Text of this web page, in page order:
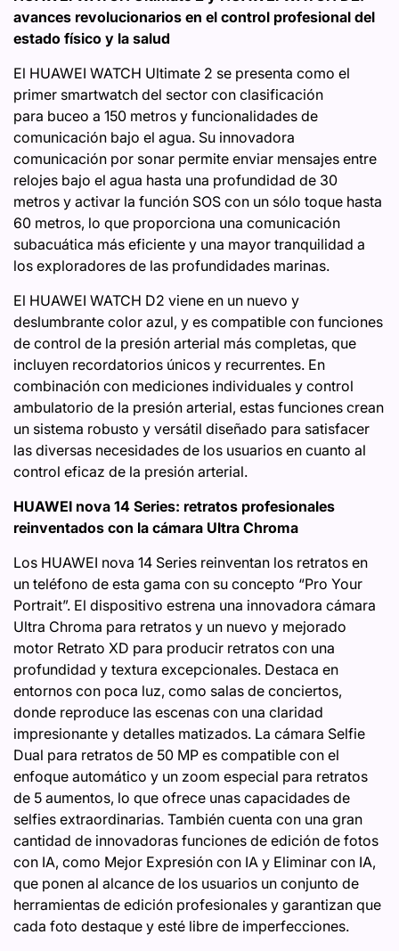
avances revolucionarios en el control profesional del
estado físico y la salud
El HUAWEI WATCH Ultimate 2 se presenta como el
primer smartwatch del sector con clasificación
para buceo a 150 metros y funcionalidades de
comunicación bajo el agua. Su innovadora
comunicación por sonar permite enviar mensajes entre
relojes bajo el agua hasta una profundidad de 30
metros y activar la función SOS con un sólo toque hasta
60 metros, lo que proporciona una comunicación
subacuática más eficiente y una mayor tranquilidad a
los exploradores de las profundidades marinas.
El HUAWEI WATCH D2 viene en un nuevo y
deslumbrante color azul, y es compatible con funciones
de control de la presión arterial más completas, que
incluyen recordatorios únicos y recurrentes. En
combinación con mediciones individuales y control
ambulatorio de la presión arterial, estas funciones crean
un sistema robusto y versátil diseñado para satisfacer
las diversas necesidades de los usuarios en cuanto al
control eficaz de la presión arterial.
HUAWEI nova 14 Series: retratos profesionales
reinventados con la cámara Ultra Chroma
Los HUAWEI nova 14 Series reinventan los retratos en
un teléfono de esta gama con su concepto “Pro Your
Portrait”. El dispositivo estrena una innovadora cámara
Ultra Chroma para retratos y un nuevo y mejorado
motor Retrato XD para producir retratos con una
profundidad y textura excepcionales. Destaca en
entornos con poca luz, como salas de conciertos,
donde reproduce las escenas con una claridad
impresionante y detalles matizados. La cámara Selfie
Dual para retratos de 50 MP es compatible con el
enfoque automático y un zoom especial para retratos
de 5 aumentos, lo que ofrece unas capacidades de
selfies extraordinarias. También cuenta con una gran
cantidad de innovadoras funciones de edición de fotos
con IA, como Mejor Expresión con IA y Eliminar con IA,
que ponen al alcance de los usuarios un conjunto de
herramientas de edición profesionales y garantizan que
cada foto destaque y esté libre de imperfecciones.